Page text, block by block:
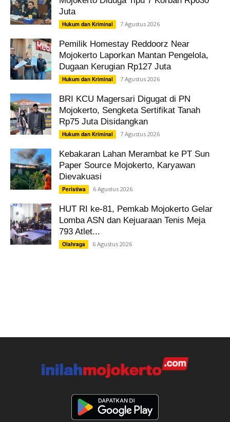
Juta
Hukum dan Kriminal 7 Agustus 2026
Pemilik Homestay Reddoorz Near
Mojokerto Laporkan Mantan Pengelola,
Dugaan Kerugian Rp127 Juta
Hukum dan Kriminal 7 Agustus 2026
BRI KCU Magersari Digugat di PN
Mojokerto, Sengketa Sertifikat Tanah
Rp75 Juta Disidangkan
Hukum dan Kriminal 7 Agustus 2026
Kebakaran Lahan Merambat ke PT Sun
Paper Source Mojokerto, Karyawan
Dievakuasi
Peristiwa 6 Agustus 2026
HUT RI ke-81, Pemkab Mojokerto Gelar
Lomba ASN dan Kejuaraan Tenis Meja
793 Atlet...
Olahraga 6 Agustus 2026